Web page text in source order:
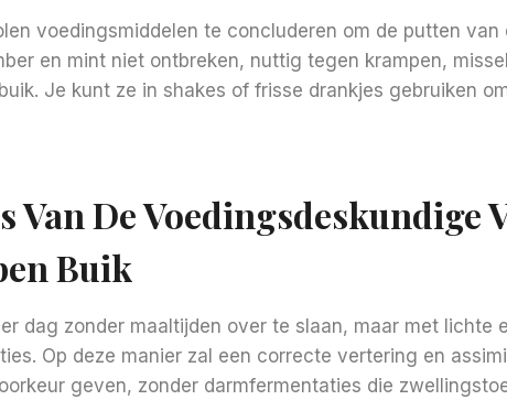
voedingsmiddelen te concluderen om de putten van
en mint niet ontbreken, nuttig tegen krampen,
Je kunt ze in shakes of frisse drankjes gebruiken
Van De Voedingsdeskundige
Buik
dag zonder maaltijden over te slaan, maar met lichte
Op deze manier zal een correcte vertering en
geven, zonder darmfermentaties die